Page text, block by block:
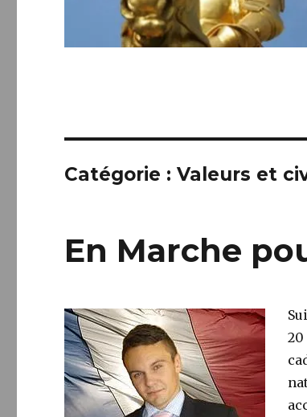
Catégorie :Valeurs et
En Marche
20